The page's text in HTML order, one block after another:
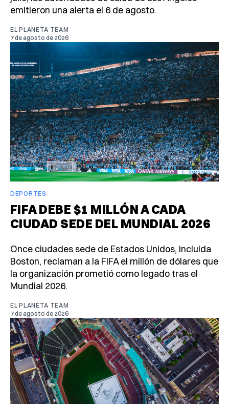
emitieron una alerta el 6 de agosto.
EL PLANETA TEAM
7 de agosto de 2026
DEPORTES
FIFA DEBE $1 MILLÓN A CADA
CIUDAD SEDE DEL MUNDIAL 2026
Once ciudades sede de Estados Unidos, incluida
Boston, reclaman a la FIFA el millón de dólares que
la organización prometió como legado tras el
Mundial 2026.
EL PLANETA TEAM
7 de agosto de 2026